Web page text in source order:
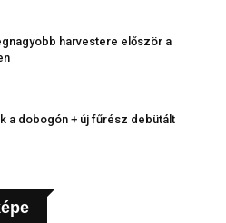
harvestere először a
a dobogón + új fűrész debütált